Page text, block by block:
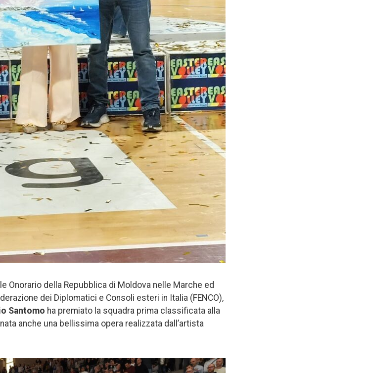
Onorario della Repubblica di Moldova nelle Marche ed
dei Diplomatici e Consoli esteri in Italia (FENCO),
Santomo ha premiato la squadra prima classificata alla
anche una bellissima opera realizzata dall’artista